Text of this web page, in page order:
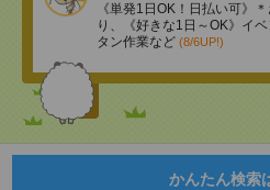
《単発1日OK！日払い可》
り、《好きな1日～OK》イ
タン作業など (8/6UP!)
かんたん検索